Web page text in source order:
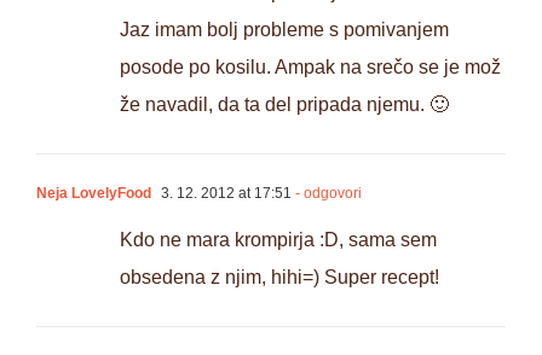
Jaz imam bolj probleme s pomivanjem
posode po kosilu. Ampak na srečo se je mož
že navadil, da ta del pripada njemu. 🙂
Neja LovelyFood 3. 12. 2012 at 17:51 - odgovori
Kdo ne mara krompirja :D, sama sem
obsedena z njim, hihi=) Super recept!